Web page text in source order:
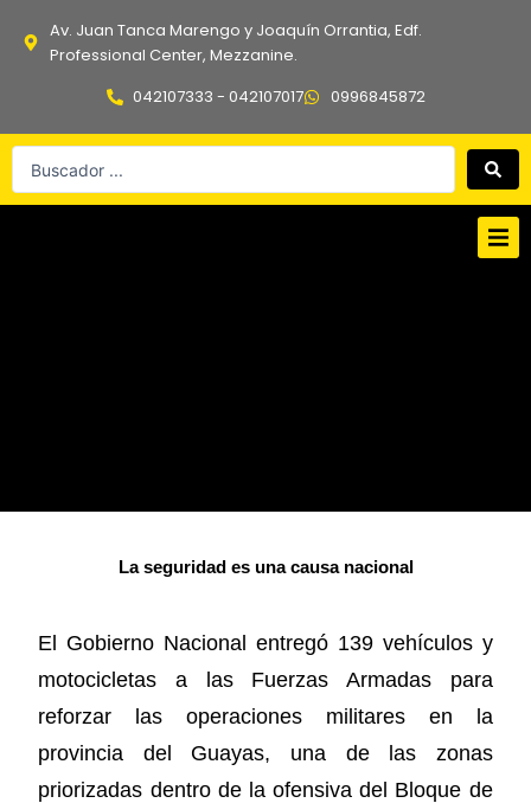
Av. Juan Tanca Marengo y Joaquín Orrantia, Edf.
Professional Center, Mezzanine.
042107333 - 042107017
0996845872
Search
La seguridad es una causa nacional
El Gobierno Nacional entregó 139 vehículos y
motocicletas a las Fuerzas Armadas para
reforzar las operaciones militares en la
provincia del Guayas, una de las zonas
priorizadas dentro de la ofensiva del Bloque de